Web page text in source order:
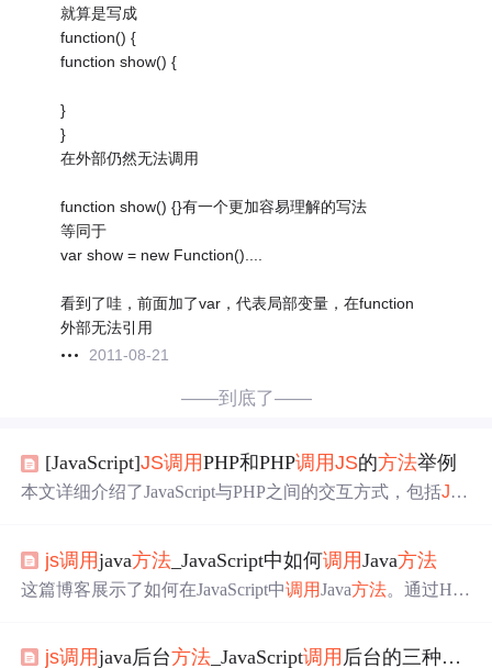
就算是写成
function() {
function show() {
}
}
在外部仍然无法调用
function show() {}有一个更加容易理解的写法
等同于
var show = new Function()....
看到了哇，前面加了var，代表局部变量，在function
外部无法引用
2011-08-21
——到底了——
[JavaScript]JS调用PHP和PHP调用JS的方法举例
本文详细介绍了JavaScript与PHP之间的交互方式，包括JS
js调用java方法 _JavaScript中如何调用Java方法
这篇博客展示了如何在JavaScript中调用Java方法。通过HT
击删除所有商品按钮，JavaScript收集选定的商品ID，发送
js调用java后台方法 _JavaScript调用 后台的三种方法